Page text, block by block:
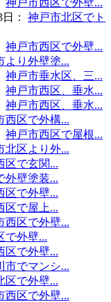
：
神戸市北区でト
神戸市西区で外壁...
より外壁塗...
神戸市垂水区、三...
神戸市西区、垂水...
神戸市西区、垂水...
西区で外構...
神戸市西区で屋根...
北区より外...
区で玄関...
外壁塗装...
区で外壁...
区で屋上...
西区で外壁...
で外壁...
区で外壁...
市でマンシ...
区で外壁...
西区で外壁...